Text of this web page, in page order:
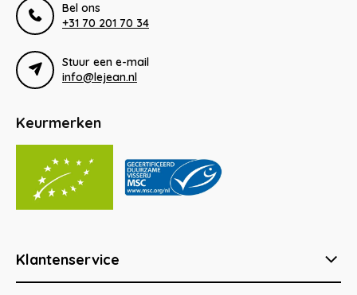
Bel ons
+31 70 201 70 34
Stuur een e-mail
info@lejean.nl
Keurmerken
Klantenservice